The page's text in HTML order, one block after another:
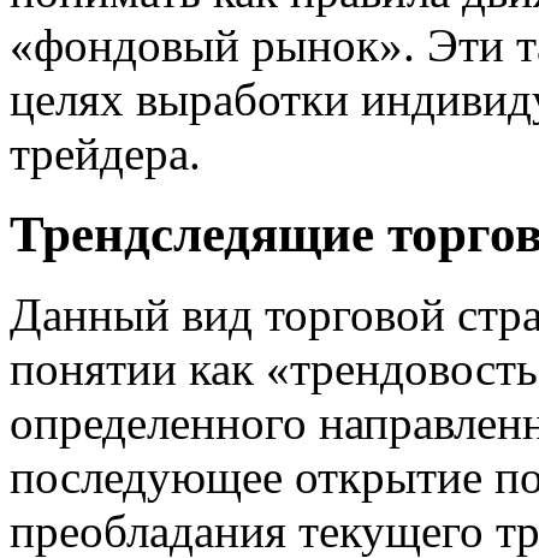
«фондовый рынок». Эти
целях выработки
трейдера.
Трендследящие
Данный вид торговой
понятии как
определенного
последующее открытие
преобладания текущего